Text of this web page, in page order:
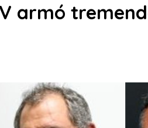
armó